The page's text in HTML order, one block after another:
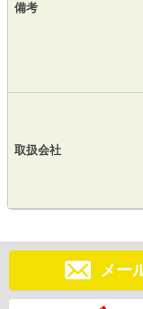
備考
取扱会社
メー